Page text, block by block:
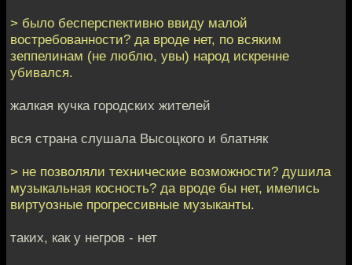
> было бесперспективно ввиду малой
востребованности? да вроде нет, по всяким
зеппелинам (не люблю, увы) народ искренне
убивался.
жалкая кучка городских жителей
вся страна слушала Высоцкого и блатняк
> не позволяли технические возможности? душила
музыкальная косность? да вроде бы нет, имелись
виртуозные прогрессивные музыканты.
таких, как у негров - нет